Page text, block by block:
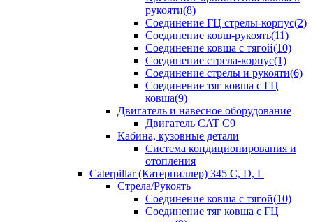
рукояти(8)
Соединение ГЦ стрелы-корпус(2)
Соединение ковш-рукоять(11)
Соединение ковша с тягой(10)
Соединение стрела-корпус(1)
Соединение стрелы и рукояти(6)
Соединение тяг ковша с ГЦ
ковша(9)
Двигатель и навесное оборудование
Двигатель CAT C9
Кабина, кузовные детали
Система кондиционирования и
отопления
Caterpillar (Катерпиллер) 345 C, D, L
Стрела/Рукоять
Соединение ковша с тягой(10)
Соединение тяг ковша с ГЦ